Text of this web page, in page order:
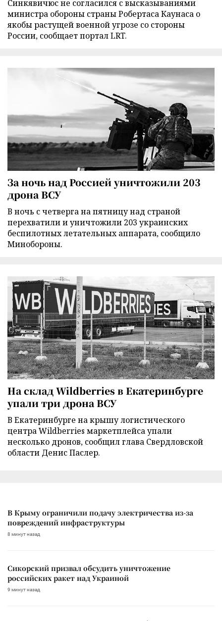
Синкявичюс не согласился с высказываниями
министра обороны страны Робертаса Каунаса о
якобы растущей военной угрозе со стороны
России, сообщает портал LRT.
За ночь над Россией уничтожили 203
дрона ВСУ
В ночь с четверга на пятницу над страной
перехватили и уничтожили 203 украинских
беспилотных летательных аппарата, сообщило
Минобороны.
На склад Wildberries в Екатеринбурге
упали три дрона ВСУ
В Екатеринбурге на крышу логистического
центра Wildberries маркетплейса упали
несколько дронов, сообщил глава Свердловской
области Денис Паслер.
В Крыму ограничили подачу электричества из-за
повреждений инфраструктуры
8 минут назад
Сикорский призвал обсудить уничтожение
российских ракет над Украиной
9 минут назад